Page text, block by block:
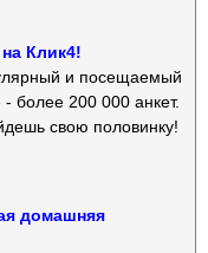
Клик4!
и посещаемый
более 200 000 анкет.
свою половинку!
домашняя